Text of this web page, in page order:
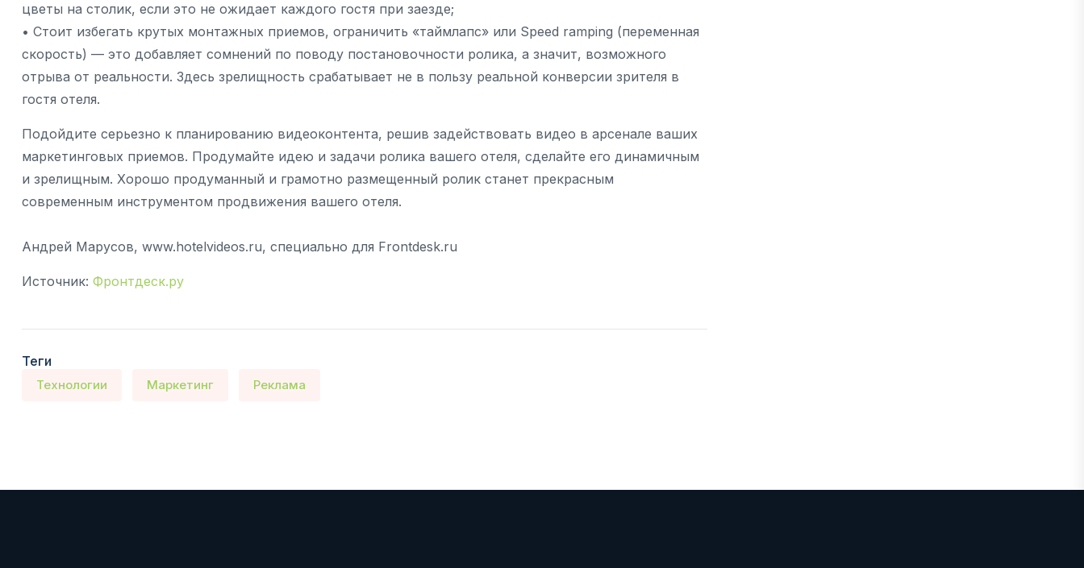
цветы на столик, если это не ожидает каждого гостя при заезде;
• Стоит избегать крутых монтажных приемов, ограничить «таймлапс» или Speed ramping (переменная
скорость) — это добавляет сомнений по поводу постановочности ролика, а значит, возможного
отрыва от реальности. Здесь зрелищность срабатывает не в пользу реальной конверсии зрителя в
гостя отеля.
Подойдите серьезно к планированию видеоконтента, решив задействовать видео в арсенале ваших
маркетинговых приемов. Продумайте идею и задачи ролика вашего отеля, сделайте его динамичным
и зрелищным. Хорошо продуманный и грамотно размещенный ролик станет прекрасным
современным инструментом продвижения вашего отеля.
Андрей Марусов, www.hotelvideos.ru, специально для Frontdesk.ru
Источник: Фронтдеск.ру
Теги
Технологии Маркетинг Реклама